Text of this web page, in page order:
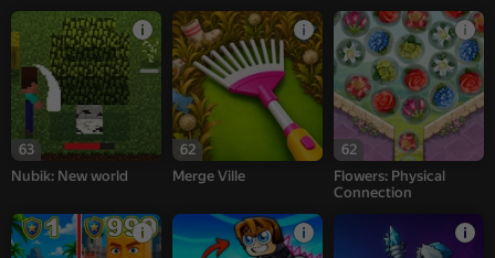
63
Nubik: New world
62
Merge Ville
62
Flowers: Physical
Connection